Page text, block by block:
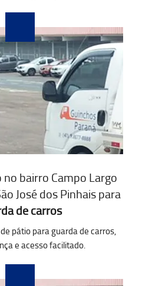
bairro Campo Largo
José dos Pinhais para
de carros
pátio para guarda de carros,
e acesso facilitado.